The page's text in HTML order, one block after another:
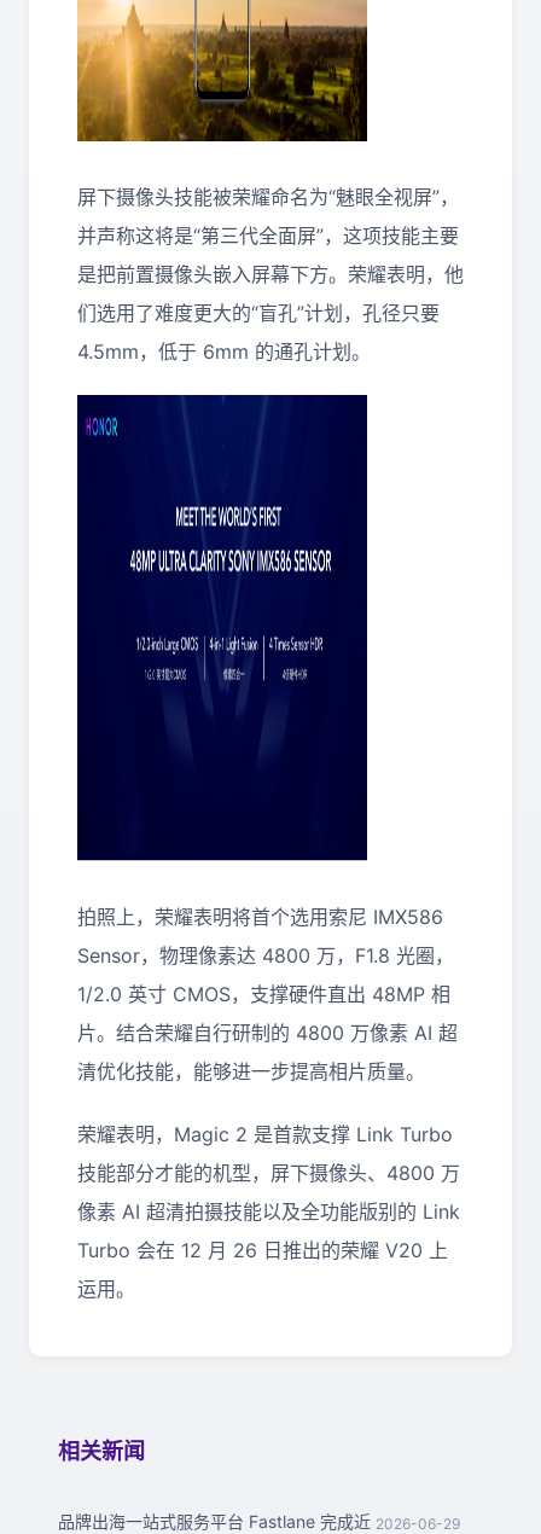
屏下摄像头技能被荣耀命名为“魅眼全视屏”，
并声称这将是“第三代全面屏”，这项技能主要
是把前置摄像头嵌入屏幕下方。荣耀表明，他
们选用了难度更大的“盲孔”计划，孔径只要
4.5mm，低于 6mm 的通孔计划。
拍照上，荣耀表明将首个选用索尼 IMX586
Sensor，物理像素达 4800 万，F1.8 光圈，
1/2.0 英寸 CMOS，支撑硬件直出 48MP 相
片。结合荣耀自行研制的 4800 万像素 AI 超
清优化技能，能够进一步提高相片质量。
荣耀表明，Magic 2 是首款支撑 Link Turbo
技能部分才能的机型，屏下摄像头、4800 万
像素 AI 超清拍摄技能以及全功能版别的 Link
Turbo 会在 12 月 26 日推出的荣耀 V20 上
运用。
相关新闻
品牌出海一站式服务平台 Fastlane 完成近 2026-06-29